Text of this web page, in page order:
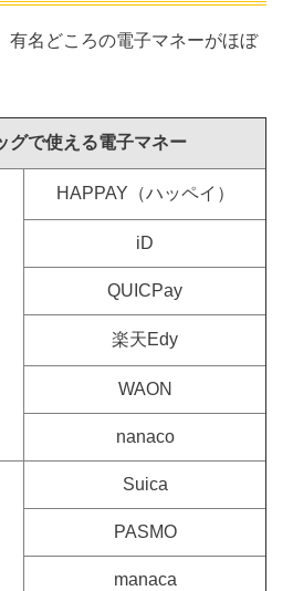
有名どころの電子マネーがほぼ
グで使える電子マネー
HAPPAY（ハッペイ）
iD
QUICPay
楽天Edy
WAON
nanaco
Suica
PASMO
manaca